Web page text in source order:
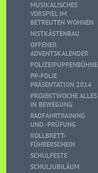
MUSIKALISCHES
VORSPIEL IM
BETREUTEN WOHNEN
NISTKÄSTENBAU
OFFENER
ADVENTSKALENDER
POLIZEIPUPPENBÜHNE
PP-FOLIE
PRÄSENTATION 2014
PROJEKTWOCHE ALLES
IN BEWEGUNG
RADFAHRTRAINING
UND -PRÜFUNG
ROLLBRETT-
FÜHRERSCHEIN
SCHULFESTE
SCHULJUBILÄUM